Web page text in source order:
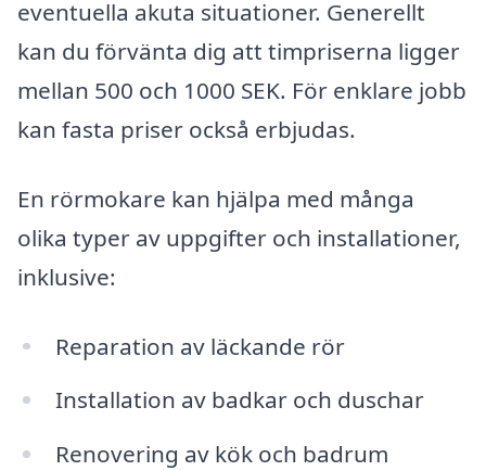
eventuella akuta situationer. Generellt
kan du förvänta dig att timpriserna ligger
mellan 500 och 1000 SEK. För enklare jobb
kan fasta priser också erbjudas.
En rörmokare kan hjälpa med många
olika typer av uppgifter och installationer,
inklusive:
Reparation av läckande rör
Installation av badkar och duschar
Renovering av kök och badrum